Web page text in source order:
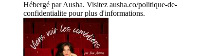
Hébergé par Ausha. Visitez ausha.co/politique-de-
confidentialite pour plus d'informations.